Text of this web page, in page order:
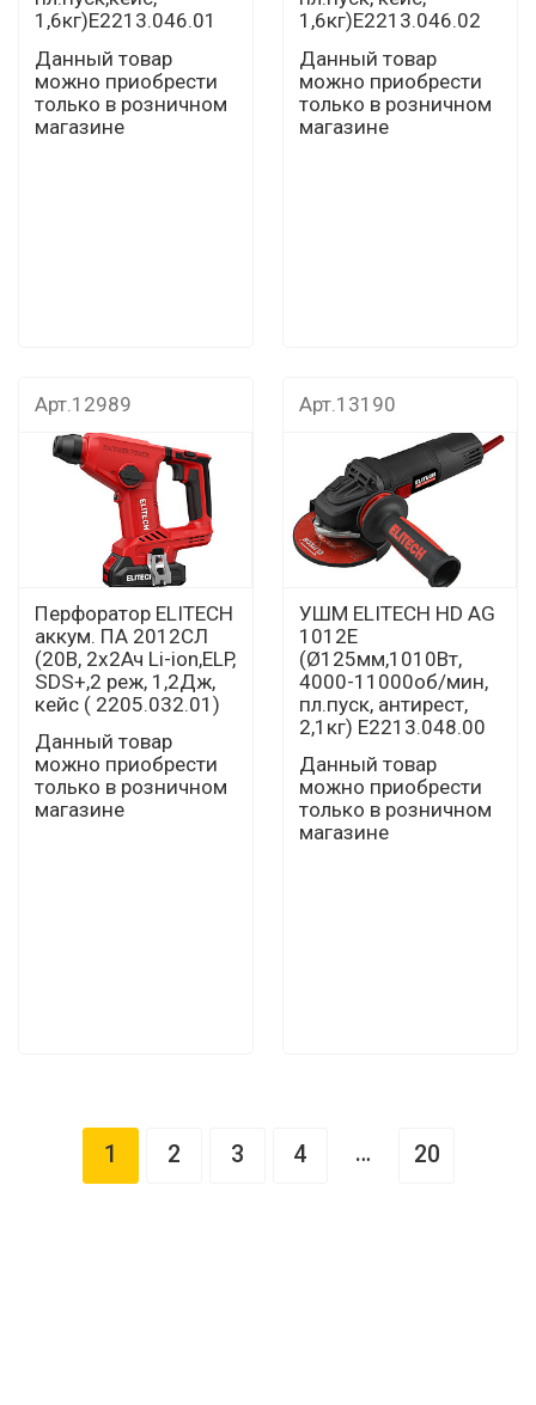
1,6кг)Е2213.046.01
Данный товар
можно приобрести
только в розничном
магазине
1,6кг)Е2213.046.02
Данный товар
можно приобрести
только в розничном
магазине
Арт.12989
Перфоратор ELITECH
аккум. ПА 2012СЛ
(20В, 2х2Ач Li-ion,ELP,
SDS+,2 реж, 1,2Дж,
кейс ( 2205.032.01)
Данный товар
можно приобрести
только в розничном
магазине
Арт.13190
УШМ ELITECH HD AG
1012E
(Ø125мм,1010Вт,
4000-11000об/мин,
пл.пуск, антирест,
2,1кг) E2213.048.00
Данный товар
можно приобрести
только в розничном
магазине
1 2 3 4 … 20